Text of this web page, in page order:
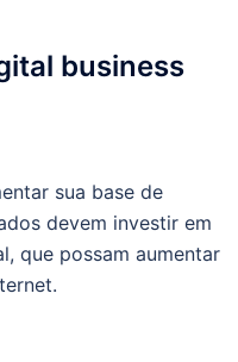
business
sua base de
devem investir em
que possam aumentar